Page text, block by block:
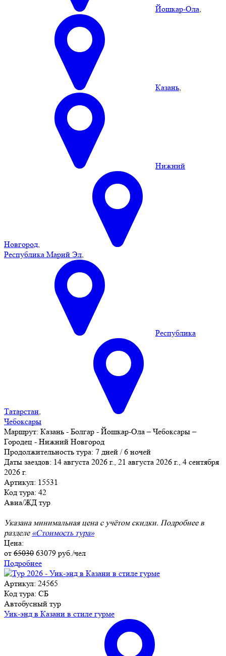
Йошкар-Ола
Казань
Нижний
Новгород
Республика Марий Эл
Республика
Татарстан
Чебоксары
Маршрут: Казань - Болгар - Йошкар-Ола – Чебоксары –
Городец - Нижний Новгород
Продолжительность тура: 7 дней / 6 ночей
Даты заездов: 14 августа 2026 г., 21 августа 2026 г., 4 сентября
2026 г.
Артикул: 15531
Код тура: 42
Авиа/ЖД тур
Указана минимальная цена с учётом скидки. Подробнее в
разделе «Стоимость тура»
Цена:
от 65030 63079 руб./чел
Подробнее
Артикул: 24565
Код тура: СБ
Автобусный тур
Уик-энд в Казани в стиле гурме